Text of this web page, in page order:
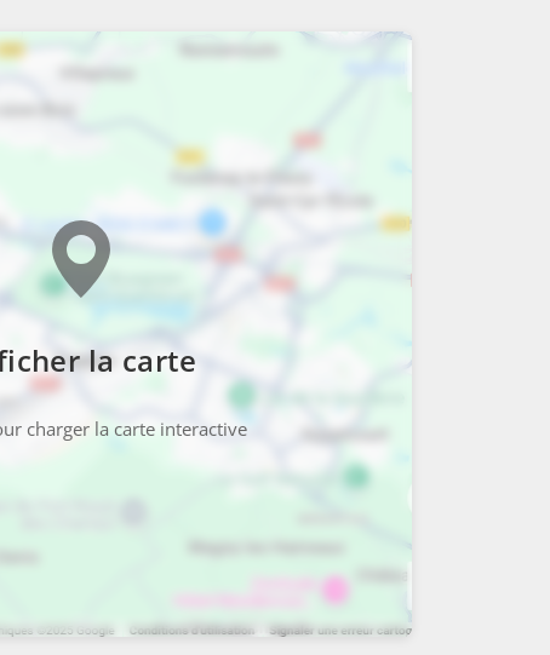
la carte
charger la carte interactive